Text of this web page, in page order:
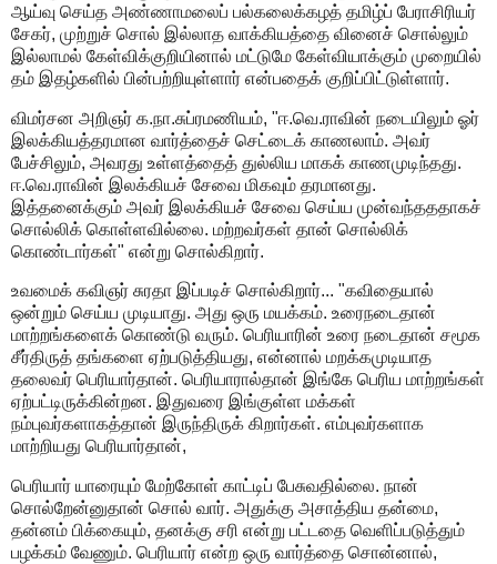
ஆய்வு செய்த அண்ணாமலைப் பல்கலைக்கழத் தமிழ்ப் பேராசிரியர்
சேகர், முற்றுச் சொல் இல்லாத வாக்கியத்தை வினைச் சொல்லும்
இல்லாமல் கேள்விக்குறியினால் மட்டுமே கேள்வியாக்கும் முறையில்
தம் இதழ்களில் பின்பற்றியுள்ளார் என்பதைக் குறிப்பிட்டுள்ளார்.
விமர்சன அறிஞர் க.நா.சுப்ரமணியம், "ஈ.வெ.ராவின் நடையிலும் ஓர்
இலக்கியத்தரமான வார்த்தைச் செட்டைக் காணலாம். அவர்
பேச்சிலும், அவரது உள்ளத்தைத் துல்லிய மாகக் காணமுடிந்தது.
ஈ.வெ.ராவின் இலக்கியச் சேவை மிகவும் தரமானது.
இத்தனைக்கும் அவர் இலக்கியச் சேவை செய்ய முன்வந்தததாகச்
சொல்லிக் கொள்ளவில்லை. மற்றவர்கள் தான் சொல்லிக்
கொண்டார்கள்" என்று சொல்கிறார்.
உவமைக் கவிஞர் சுரதா இப்படிச் சொல்கிறார்... "கவிதையால்
ஒன்றும் செய்ய முடியாது. அது ஒரு மயக்கம். உரைநடைதான்
மாற்றங்களைக் கொண்டு வரும். பெரியாரின் உரை நடைதான் சமூக
சீர்திருத் தங்களை ஏற்படுத்தியது, என்னால் மறக்கமுடியாத
தலைவர் பெரியார்தான். பெரியாரால்தான் இங்கே பெரிய மாற்றங்கள்
ஏற்பட்டிருக்கின்றன. இதுவரை இங்குள்ள மக்கள்
நம்புவர்களாகத்தான் இருந்திருக் கிறார்கள். எம்புவர்களாக
மாற்றியது பெரியார்தான்,
பெரியார் யாரையும் மேற்கோள் காட்டிப் பேசுவதில்லை. நான்
சொல்றேன்னுதான் சொல் வார். அதுக்கு அசாத்திய தன்மை,
தன்னம் பிக்கையும், தனக்கு சரி என்று பட்டதை வெளிப்படுத்தும்
பழக்கம் வேணும். பெரியார் என்ற ஒரு வார்த்தை சொன்னால்,